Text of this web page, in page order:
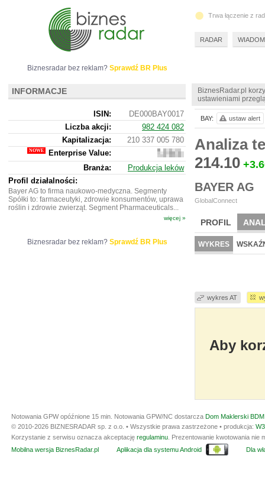
BiznesRadar.pl
ustawieniami
Analiza
214.10
BAYER AG
GlobalConnect
PROFIL
BR LAB
WYKRES
wykres AT
Aby
BAY: ustaw alert
Biznesradar bez reklam? Sprawdź BR Plus
INFORMACJE
ISIN:
DE000BAY0017
Liczba akcji:
982 424 082
Kapitalizacja:
210 337 005 780
Enterprise Value:
021
280
Branża:
Produkcja leków
Profil działalności:
Bayer AG to firma naukowo-medyczna. Segmenty
Spółki to: farmaceutyki, zdrowie konsumentów, uprawa
roślin i zdrowie zwierząt. Segment Pharmaceuticals...
więcej »
Biznesradar bez reklam? Sprawdź BR Plus
Trwa łączenie z
RADAR
Notowania GPW opóźnione 15 min. Notowania GPW/NC dostarcza Dom Maklerski
© 2010-2026 BIZNESRADAR sp. z o.o. • Wszystkie prawa zastrzeżone • produkcja:
Korzystanie z serwisu oznacza akceptację regulaminu . Prezentowanie kwotowania
Mobilna wersja BiznesRadar.pl
Aplikacja dla systemu Android Dla